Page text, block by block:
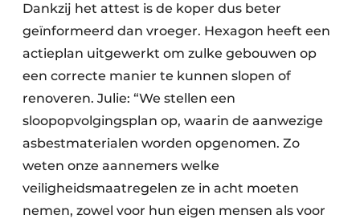
Dankzij het attest is de koper dus beter
geïnformeerd dan vroeger. Hexagon heeft een
actieplan uitgewerkt om zulke gebouwen op
een correcte manier te kunnen slopen of
renoveren. Julie: “We stellen een
sloopopvolgingsplan op, waarin de aanwezige
asbestmaterialen worden opgenomen. Zo
weten onze aannemers welke
veiligheidsmaatregelen ze in acht moeten
nemen, zowel voor hun eigen mensen als voor